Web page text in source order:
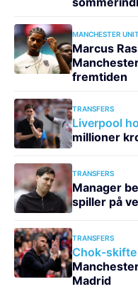
MANCHESTER
Marcus
fremtiden
TRANSFERS
Liverpool
millioner
TRANSFERS
Manager
spiller på
TRANSFERS
Chok-
Madrid